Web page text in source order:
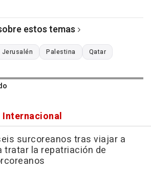
estos temas
Jerusalén Palestina Qatar
Internacional
surcoreanos tras viajar a
tratar la repatriación de